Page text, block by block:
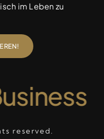
im Leben zu
reserved.